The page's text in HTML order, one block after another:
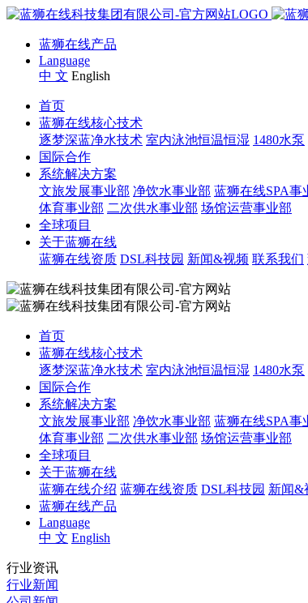
蓝狮在线产品
Language
中 文 English
首页
蓝狮在线核心技术
逐梦深蓝净水技术 室内泳池恒温恒湿 1480水泵
国际合作
系统解决方案
文旅发展事业部 净饮水事业部 蓝狮在线SPA事
体育事业部 二次供水事业部 场馆运营事业部
全球项目
关于蓝狮在线
蓝狮在线资质 DSL科技园 新闻&视频 联系我们
首页
蓝狮在线核心技术
逐梦深蓝净水技术 室内泳池恒温恒湿 1480水泵
国际合作
系统解决方案
文旅发展事业部 净饮水事业部 蓝狮在线SPA事
体育事业部 二次供水事业部 场馆运营事业部
全球项目
关于蓝狮在线
蓝狮在线介绍 蓝狮在线资质 DSL科技园 新闻&
蓝狮在线产品
Language
中 文 English
行业资讯
行业新闻